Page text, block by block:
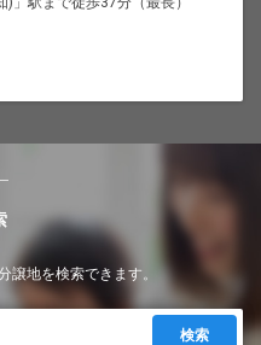
譲地を検索できます。
検索